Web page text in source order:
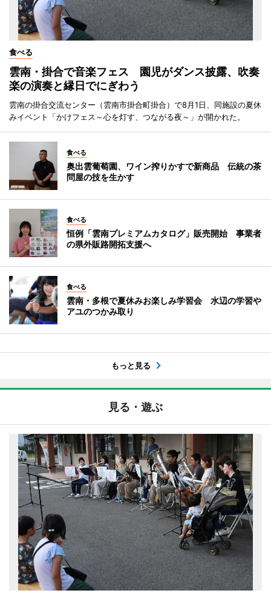
食べる
雲南・掛合で音楽フェス 園児がダンス披露、吹奏
楽の演奏と縁日でにぎわう
雲南の掛合交流センター（雲南市掛合町掛合）で8月1日、同施設の夏休
みイベント「かけフェス～心を灯す、つながる夜～」が開かれた。
食べる
奥出雲葡萄園、ワイン搾りかすで新商品 伝統の茶
問屋の技を生かす
食べる
恒例「雲南プレミアムカタログ」販売開始 事業者
の県外販路開拓支援へ
食べる
雲南・多根で夏休みお楽しみ学習会 水辺の学習や
アユのつかみ取り
もっと見る
見る・遊ぶ